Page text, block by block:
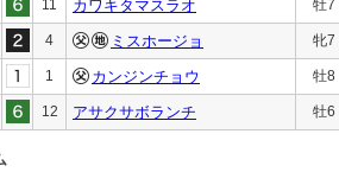
11 カワキタマスラオ 牡7
4 ミスホージョ 牝7
1 カンジンチョウ 牡8
12 アサクサボランチ 牡6